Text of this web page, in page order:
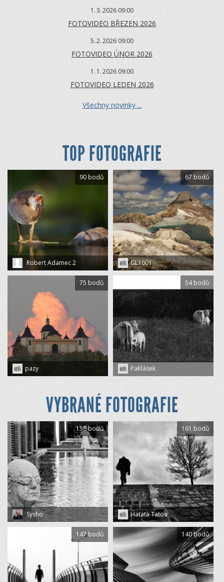
1.3.2026 09:00
FOTOVIDEO BŘEZEN 2026
5.2.2026 09:00
FOTOVIDEO ÚNOR 2026
1. 1.2026 09:00
FOTOVIDEO LEDEN 2026
Všechny novinky ...
TOP FOTOGRAFIE
Robert Adamec 2
90 bodů
GL1001
67 bodů
pazy
75 bodů
PaKlásek
54 bodů
VYBRANÉ FOTOGRAFIE
Sysho
156 bodů
Hatata Tatoa
161 bodů
147 bodů 140 bodů